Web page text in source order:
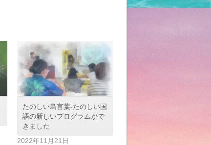
たのしい島言葉-たのしい国
語の新しいプログラムがで
きました
2022年11月21日